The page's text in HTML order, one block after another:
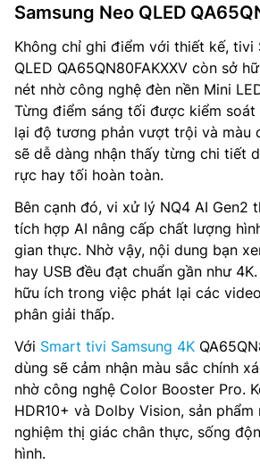
Samsung Neo QLED
Không chỉ ghi điểm với thiết kế, tivi
QLED QA65QN80FAKXXV còn sở
nét nhờ công nghệ đèn nền Mini
Từng điểm sáng tối được kiểm soát
lại độ tương phản vượt trội và màu
sẽ dễ dàng nhận thấy từng chi tiết
rực hay tối hoàn toàn.
Bên cạnh đó, vi xử lý NQ4 AI Gen2
tích hợp AI nâng cấp chất lượng
gian thực. Nhờ vậy, nội dung bạn
hay USB đều đạt chuẩn gần như
hữu ích trong việc phát lại các
phân giải thấp.
Với Smart tivi Samsung 4K
dùng sẽ cảm nhận màu sắc chính
nhờ công nghệ Color Booster Pro.
HDR10+ và Dolby Vision, sản
nghiệm thị giác chân thực, sống
hình.